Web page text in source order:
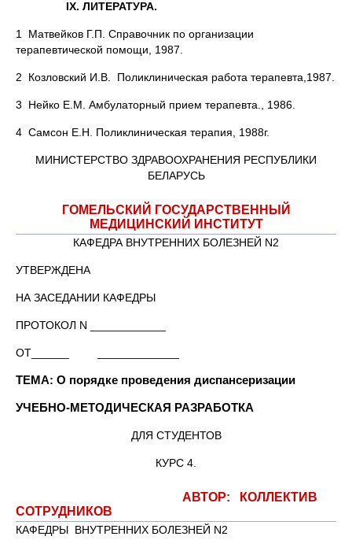
IX. ЛИТЕРАТУРА.
1 Матвейков Г.П. Справочник по организации
терапевтической помощи, 1987.
2 Козловский И.В. Поликлиническая работа терапевта,1987.
3 Нейко Е.М. Амбулаторный прием терапевта., 1986.
4 Самсон Е.Н. Поликлиническая терапия, 1988г.
МИНИСТЕРСТВО ЗДРАВООХРАНЕНИЯ РЕСПУБЛИКИ
БЕЛАРУСЬ
ГОМЕЛЬСКИЙ ГОСУДАРСТВЕННЫЙ
МЕДИЦИНСКИЙ ИНСТИТУТ
КАФЕДРА ВНУТРЕННИХ БОЛЕЗНЕЙ N2
УТВЕРЖДЕНА
НА ЗАСЕДАНИИ КАФЕДРЫ
ПРОТОКОЛ N ____________
ОТ______ _____________
ТЕМА: О порядке проведения диспансеризации
УЧЕБНО-МЕТОДИЧЕСКАЯ РАЗРАБОТКА
ДЛЯ СТУДЕНТОВ
КУРС 4.
АВТОР: КОЛЛЕКТИВ
СОТРУДНИКОВ
КАФЕДРЫ ВНУТРЕННИХ БОЛЕЗНЕЙ N2